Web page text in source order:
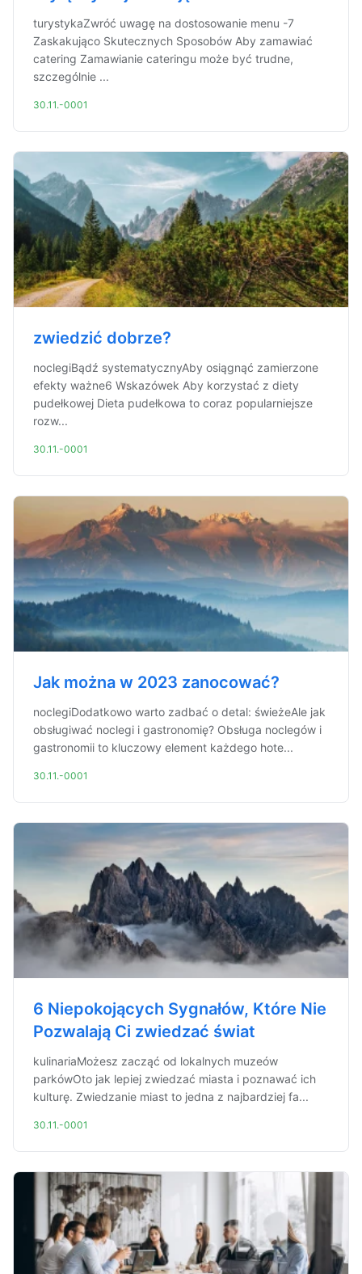
turystykaZwróć uwagę na dostosowanie menu -7
Zaskakująco Skutecznych Sposobów Aby zamawiać
catering Zamawianie cateringu może być trudne,
szczególnie ...
30.11.-0001
zwiedzić dobrze?
noclegiBądź systematycznyAby osiągnąć zamierzone
efekty ważne6 Wskazówek Aby korzystać z diety
pudełkowej Dieta pudełkowa to coraz popularniejsze
rozw...
30.11.-0001
Jak można w 2023 zanocować?
noclegiDodatkowo warto zadbać o detal: świeżeAle jak
obsługiwać noclegi i gastronomię? Obsługa noclegów i
gastronomii to kluczowy element każdego hote...
30.11.-0001
6 Niepokojących Sygnałów, Które Nie
Pozwalają Ci zwiedzać świat
kulinariaMożesz zacząć od lokalnych muzeów
parkówOto jak lepiej zwiedzać miasta i poznawać ich
kulturę. Zwiedzanie miast to jedna z najbardziej fa...
30.11.-0001